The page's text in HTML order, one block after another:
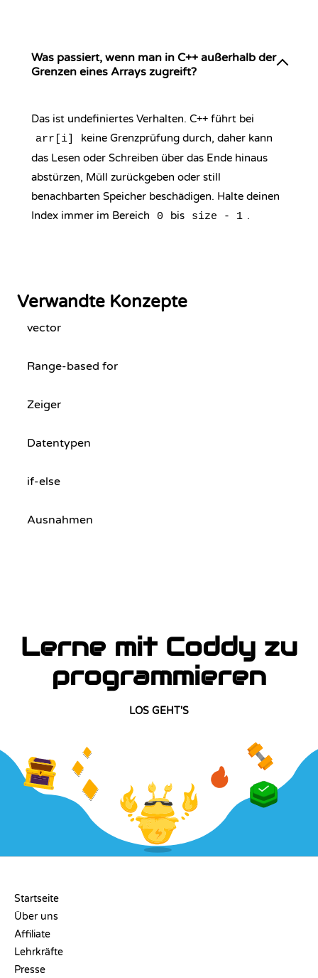
Was passiert, wenn man in C++ außerhalb der
Grenzen eines Arrays zugreift?
Das ist undefiniertes Verhalten. C++ führt bei
arr[i]
keine Grenzprüfung durch, daher kann
das Lesen oder Schreiben über das Ende hinaus
abstürzen, Müll zurückgeben oder still
benachbarten Speicher beschädigen. Halte deinen
Index immer im Bereich
0 bis size - 1 .
Verwandte Konzepte
vector
Range-based for
Zeiger
Datentypen
if-else
Ausnahmen
Lerne mit Coddy zu
programmieren
LOS GEHT'S
Startseite
Über uns
Affiliate
Lehrkräfte
Presse